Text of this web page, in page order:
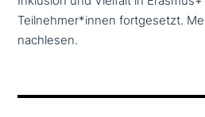
Teilnehmer*innen fort­ge­setzt.
nachlesen.